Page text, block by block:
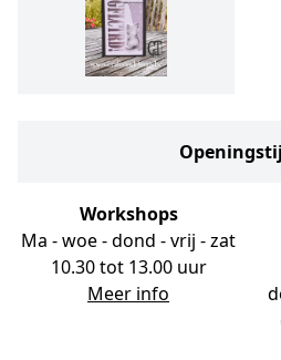
Workshops
Ma - woe - dond - vrij - zat
10.30 tot 13.00 uur
Meer info